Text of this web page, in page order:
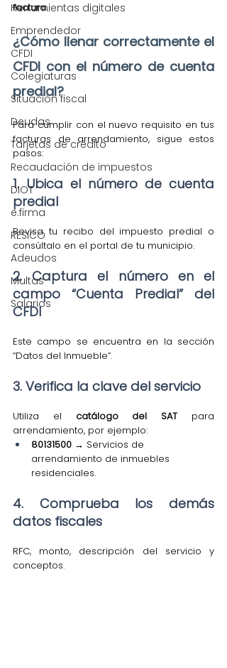
Herramientas digitales
Emprendedor
CFDI
Colegiaturas
Situación fiscal
Deudas
Tarjetas de crédito
Recaudación de impuestos
DIOT
e.firma
RESICO
Adeudos
Multas
Salarios
factura.
¿Cómo llenar correctamente el
CFDI con el número de cuenta
predial?
Para cumplir con el nuevo requisito en tus
facturas de arrendamiento, sigue estos
pasos:
1. Ubica el número de cuenta
predial
Revisa tu recibo del impuesto predial o
consúltalo en el portal de tu municipio.
2. Captura el número en el
campo “Cuenta Predial” del
CFDI
Este campo se encuentra en la sección
“Datos del Inmueble”.
3. Verifica la clave del servicio
Utiliza el catálogo del SAT para
arrendamiento, por ejemplo:
80131500 → Servicios de
arrendamiento de inmuebles
residenciales.
4. Comprueba los demás
datos fiscales
RFC, monto, descripción del servicio y
conceptos.